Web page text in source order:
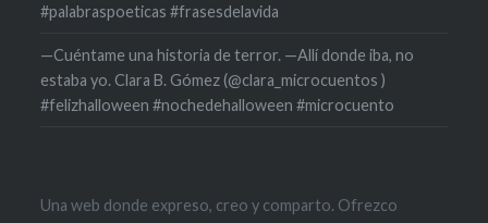
#palabraspoeticas #frasesdelavida
—Cuéntame una historia de terror. —Allí donde iba, no
estaba yo. Clara B. Gómez (@clara_microcuentos )
#felizhalloween #nochedehalloween #microcuento
Una web donde expreso, creo y comparto. Ofrezco